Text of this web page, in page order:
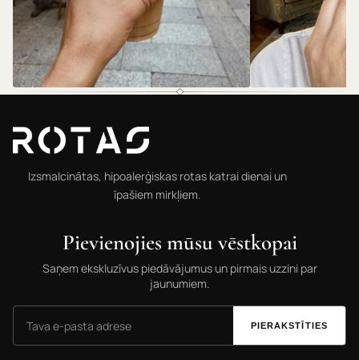
Izsmalcinātas, hipoalerģiskas rotas katrai dienai un
īpašiem mirkļiem.
Pievienojies mūsu vēstkopai
Saņem ekskluzīvus piedāvājumus un pirmais uzzini par
jaunumiem.
PIERAKSTĪTIES